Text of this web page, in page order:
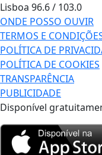
Lisboa 96.6 / 103.0
ONDE POSSO OUVIR
TERMOS E
POLÍTICA DE
POLÍTICA DE COOKIES
TRANSPARÊNCIA
PUBLICIDADE
Disponível